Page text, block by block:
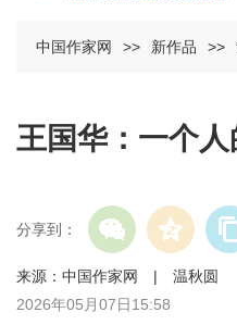
中国作家网 >> 新作品 >>
王国华：一个
分享到：
来源：中国作家网 | 温秋
2026年05月07日15:58